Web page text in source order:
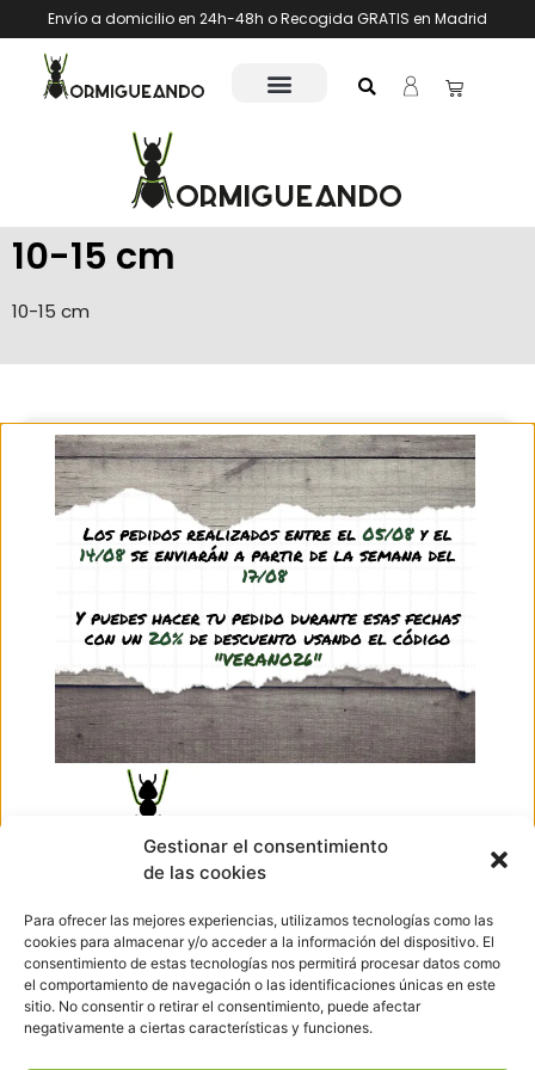
Gestionar el consentimiento
de las cookies
Para ofrecer las mejores experiencias, utilizamos tecnologías como las
cookies para almacenar y/o acceder a la información del dispositivo. El
consentimiento de estas tecnologías nos permitirá procesar datos como
el comportamiento de navegación o las identificaciones únicas en este
sitio. No consentir o retirar el consentimiento, puede afectar
negativamente a ciertas características y funciones.
Envío a domicilio en 24h-48h o Recogida GRATIS en Madrid
10-15 cm
10-15 cm
Raíz madera natural (1 ud)
1,95€ - 4,25€ (IVA incl.)
Ver producto
Ir arriba
Hormigueando © Copyright 2023. Diseño web realizado por
656 582 507
info@hormigueando.com
Tres Cantos (Madrid)
Envíos y Devoluciones